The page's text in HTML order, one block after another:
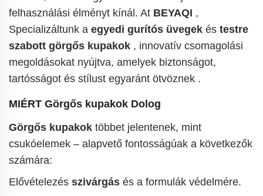
felhasználási élményt kínál. At BEYAQI ,
Specializáltunk a egyedi gurítós üvegek és testre
szabott görgős kupakok , innovatív csomagolási
megoldásokat nyújtva, amelyek biztonságot,
tartósságot és stílust egyaránt ötvöznek .
MIÉRT Görgős kupakok Dolog
Görgős kupakok többet jelentenek, mint
csukóelemek – alapvető fontosságúak a következők
számára:
Elővételezés szivárgás és a formulák védelmére.